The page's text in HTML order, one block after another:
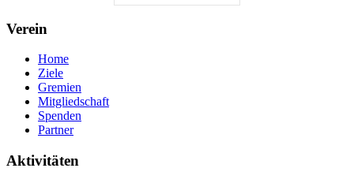
Verein
Home
Ziele
Gremien
Mitgliedschaft
Spenden
Partner
Aktivitäten